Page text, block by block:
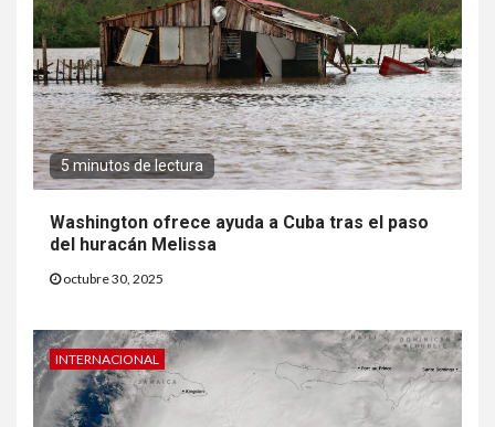
5 minutos de lectura
Washington ofrece ayuda a Cuba tras el paso
del huracán Melissa
octubre 30, 2025
INTERNACIONAL